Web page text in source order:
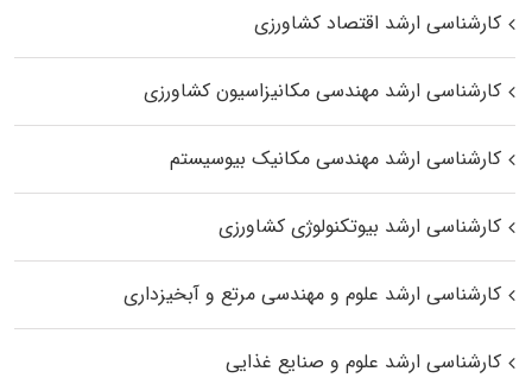
کارشناسی ارشد اقتصاد کشاورزی
کارشناسی ارشد مهندسی مکانیزاسیون کشاورزی
کارشناسی ارشد مهندسی مکانیک بیوسیستم
کارشناسی ارشد بیوتکنولوژی کشاورزی
کارشناسی ارشد علوم و مهندسی مرتع و آبخیزداری
کارشناسی ارشد علوم و صنایع غذایی